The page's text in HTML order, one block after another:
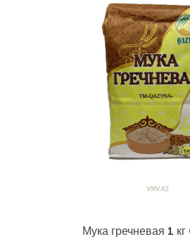
Мука гречневая 1